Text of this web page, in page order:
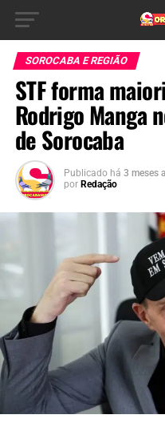
SOROCABA E REGIÃO
STF forma
Rodrigo Manga
de Sorocaba
Publicado há 3 meses
por Redação